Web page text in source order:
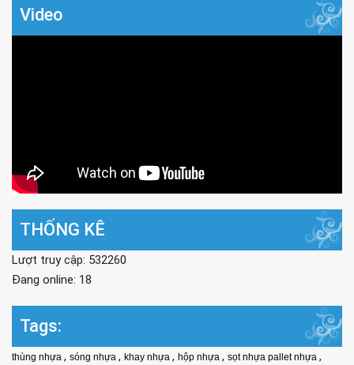
Video
THỐNG KÊ
Lượt truy cập: 532260
Đang online: 18
Tags:
thùng nhựa , sóng nhựa , khay nhựa , hộp nhựa , sọt nhựa pallet nhựa ,